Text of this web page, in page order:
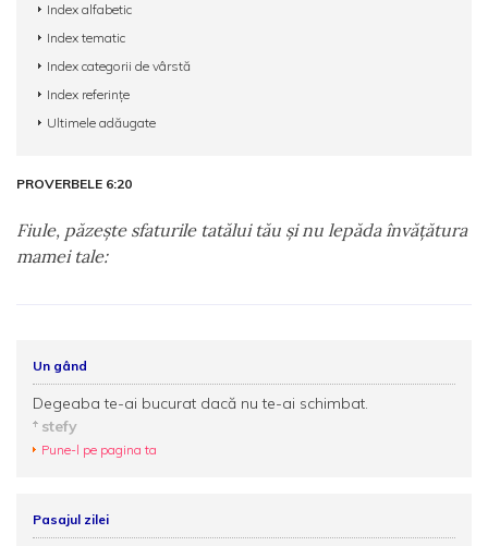
Index alfabetic
Index tematic
Index categorii de vârstă
Index referințe
Ultimele adăugate
PROVERBELE 6:20
Fiule, păzeşte sfaturile tatălui tău şi nu lepăda învăţătura
mamei tale:
Un gând
Degeaba te-ai bucurat dacă nu te-ai schimbat.
stefy
Pune-l pe pagina ta
Pasajul zilei